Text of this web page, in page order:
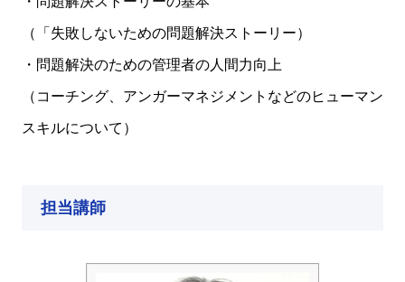
（「失敗しないための問題解決ストーリー）
・問題解決のための管理者の人間力向上
（コーチング、アンガーマネジメントなどのヒューマン
スキルについて）
担当講師